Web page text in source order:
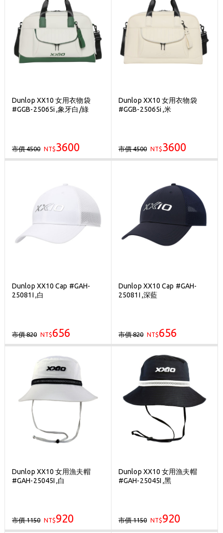
Dunlop XX10 女用衣物袋
#GGB-25065i ,象牙白/綠
市價 4500 NT$3600
Dunlop XX10 女用衣物袋
#GGB-25065i ,米
市價 4500 NT$3600
Dunlop XX10 Cap #GAH-
25081I ,白
市價 820 NT$656
Dunlop XX10 Cap #GAH-
25081I ,深藍
市價 820 NT$656
Dunlop XX10 女用漁夫帽
#GAH-25045I ,白
市價 1150 NT$920
Dunlop XX10 女用漁夫帽
#GAH-25045I ,黑
市價 1150 NT$920